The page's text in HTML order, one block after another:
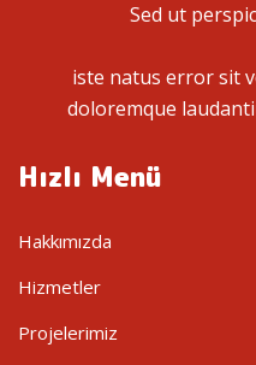
Sed ut
iste natus error sit
doloremque
Hızlı Menü
Hakkımızda
Hizmetler
Projelerimiz